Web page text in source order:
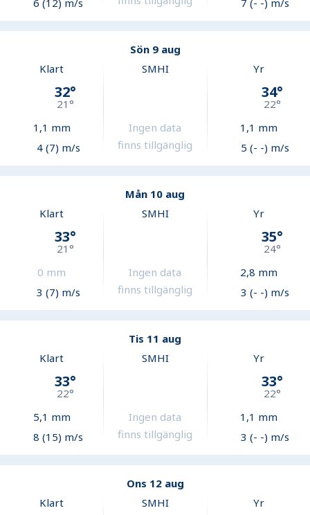
Sön 9 aug
Klart
32°
21°
1,1 mm
4 (7) m/s
SMHI
Ingen data
finns tillgänglig
Yr
34°
22°
1,1 mm
5 (- -) m/s
Mån 10 aug
Klart
33°
21°
0 mm
3 (7) m/s
SMHI
Ingen data
finns tillgänglig
Yr
35°
24°
2,8 mm
3 (- -) m/s
Tis 11 aug
Klart
33°
22°
5,1 mm
8 (15) m/s
SMHI
Ingen data
finns tillgänglig
Yr
33°
22°
1,1 mm
3 (- -) m/s
Ons 12 aug
Klart
SMHI Yr